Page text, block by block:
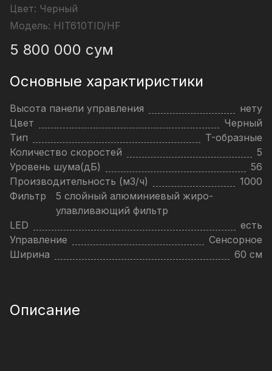
Цвет: Черный
Модель: HIT610TID/HF
5 800 000 сум
Основные характиристики
Высота панели управления
нету
Цвет
Черный
Тип
T-образные
Количество скоростей
5
Уровень шума(дБ)
56
Производительность (м3/ч)
1000
Фильтр
5 слойный алюминиевый жиро-
улавливающий фильтр
LED
есть
Управление
Сенсорное
Ширина
60 см
Описание